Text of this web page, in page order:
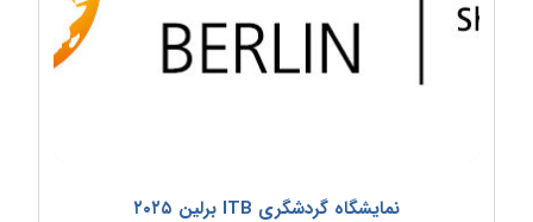
نمایشگاه گردشگری ITB برلین ۲۰۲۵